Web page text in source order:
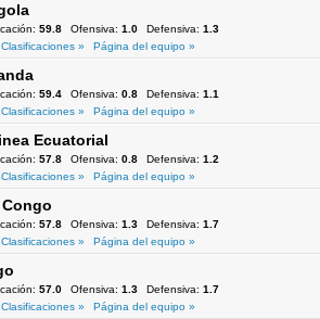
59.8 Ofensiva: 1.0 Defensiva: 1.3
»
Página del equipo »
59.4 Ofensiva: 0.8 Defensiva: 1.1
»
Página del equipo »
Ecuatorial
57.8 Ofensiva: 0.8 Defensiva: 1.2
»
Página del equipo »
Congo
57.8 Ofensiva: 1.3 Defensiva: 1.7
»
Página del equipo »
57.0 Ofensiva: 1.3 Defensiva: 1.7
»
Página del equipo »